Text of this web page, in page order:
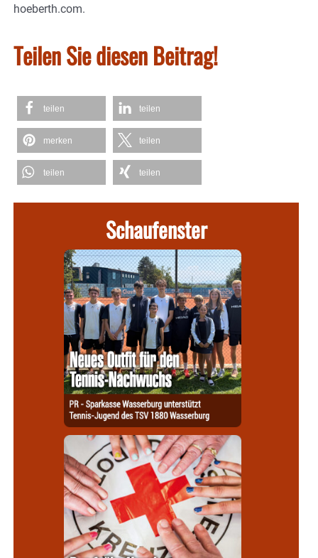
hoeberth.com.
Teilen Sie diesen Beitrag!
teilen teilen
merken teilen
teilen teilen
Schaufenster